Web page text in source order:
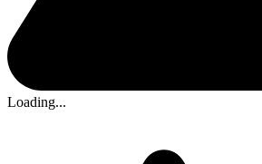
Loading...